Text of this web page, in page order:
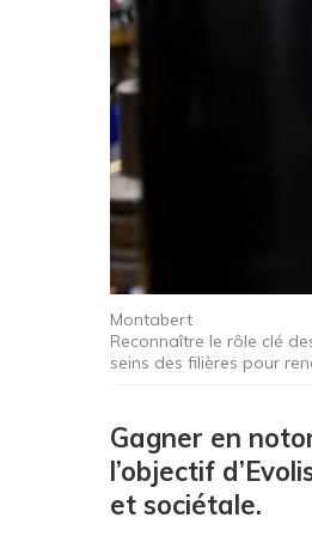
Montabert
Reconnaître le rôle clé
seins des filières pour
Gagner en
l’objectif
et sociétale.